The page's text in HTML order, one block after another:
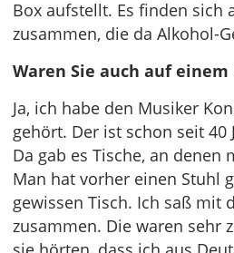
Box aufstellt. Es finden sich
zusammen, die da Alkohol-
Waren Sie auch auf einem
Ja, ich habe den Musiker
gehört. Der ist schon seit 40
Da gab es Tische, an denen
Man hat vorher einen Stuhl
gewissen Tisch. Ich saß mit
zusammen. Die waren sehr